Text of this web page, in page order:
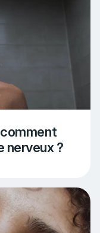
comment
nerveux ?